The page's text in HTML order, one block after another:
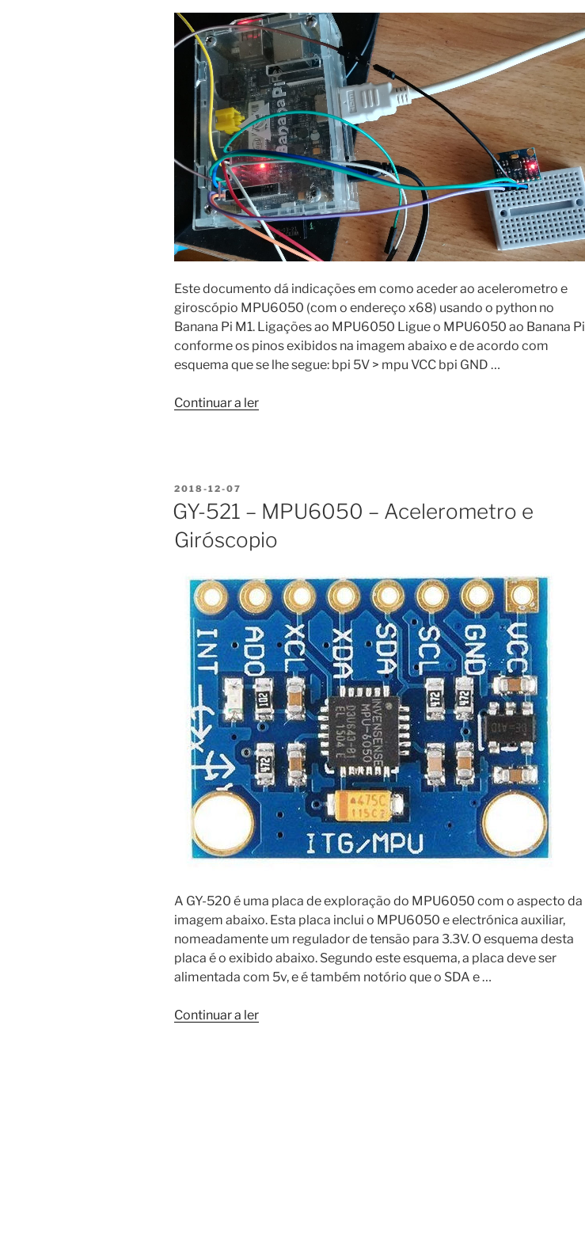
Este documento dá indicações em como aceder ao acelerometro e
giroscópio MPU6050 (com o endereço x68) usando o python no
Banana Pi M1. Ligações ao MPU6050 Ligue o MPU6050 ao Banana Pi
conforme os pinos exibidos na imagem abaixo e de acordo com
esquema que se lhe segue: bpi 5V > mpu VCC bpi GND …
Continuar a ler“MPU6050
PUBLICADO
EM
2018-12-07
GY-521 – MPU6050 – Acelerometro e
Giróscopio
A GY-520 é uma placa de exploração do MPU6050 com o aspecto da
imagem abaixo. Esta placa inclui o MPU6050 e electrónica auxiliar,
nomeadamente um regulador de tensão para 3.3V. O esquema desta
placa é o exibido abaixo. Segundo este esquema, a placa deve ser
alimentada com 5v, e é também notório que o SDA e …
Continuar a ler“GY-